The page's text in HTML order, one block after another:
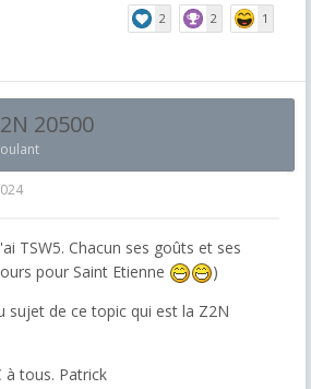
2 2 1
20500
TSW5. Chacun ses goûts et ses
pour Saint Etienne
)
sujet de ce topic qui est la Z2N
à tous. Patrick